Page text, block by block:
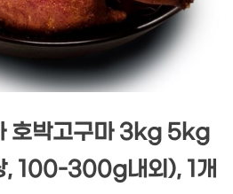
호박고구마 3kg 5kg
100-300g내외), 1개